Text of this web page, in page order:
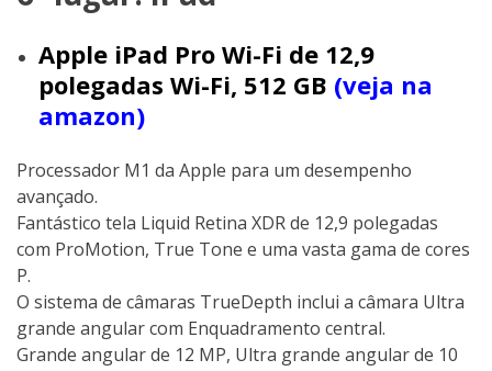
Apple iPad Pro Wi-Fi de 12,9
polegadas Wi-Fi, 512 GB (veja na
amazon)
Processador M1 da Apple para um desempenho
avançado.
Fantástico tela Liquid Retina XDR de 12,9 polegadas
com ProMotion, True Tone e uma vasta gama de cores
P.
O sistema de câmaras TrueDepth inclui a câmara Ultra
grande angular com Enquadramento central.
Grande angular de 12 MP, Ultra grande angular de 10